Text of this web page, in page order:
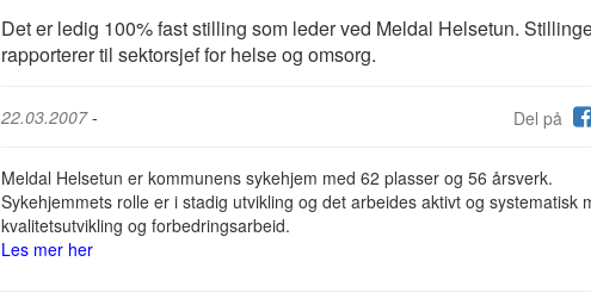
Det er ledig 100% fast stilling som leder ved Meldal Helsetun.
rapporterer til sektorsjef for helse og omsorg.
Del på
22.03.2007-
Meldal Helsetun er kommunens sykehjem med 62 plasser og 56 årsverk.
Sykehjemmets rolle er i stadig utvikling og det arbeides aktivt og systematisk
kvalitetsutvikling og forbedringsarbeid.
Les mer her